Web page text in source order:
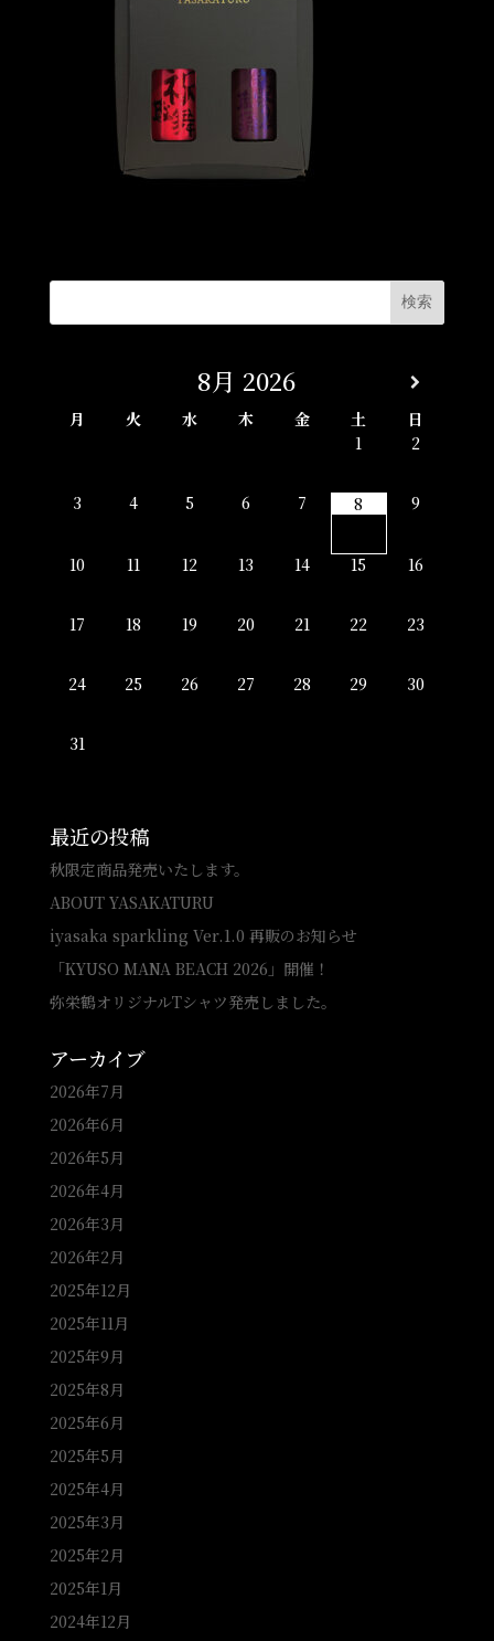
8月 2026
月 火 水 木 金 土
日
1
2
3 4 5 6 7 8 9
10 11 12 13 14 15 16
17 18 19 20 21 22 23
24 25 26 27 28 29 30
31
最近の投稿
秋限定商品発売いたします。
ABOUT YASAKATURU
iyasaka sparkling Ver.1.0 再販のお知らせ
「KYUSO MANA BEACH 2026」開催！
弥栄鶴オリジナルTシャツ発売しました。
アーカイブ
2026年7月
2026年6月
2026年5月
2026年4月
2026年3月
2026年2月
2025年12月
2025年11月
2025年9月
2025年8月
2025年6月
2025年5月
2025年4月
2025年3月
2025年2月
2025年1月
2024年12月